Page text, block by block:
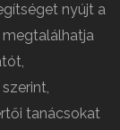
nyújt a
megtalálhatja
tanácsokat